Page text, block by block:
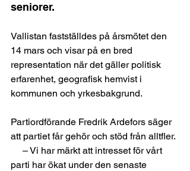
seniorer.
Vallistan fastställdes på årsmötet den
14 mars och visar på en bred
representation när det gäller politisk
erfarenhet, geografisk hemvist i
kommunen och yrkesbakgrund.
Partiordförande Fredrik Ardefors säger
att partiet får gehör och stöd från alltfler.
parti har ökat under den senaste